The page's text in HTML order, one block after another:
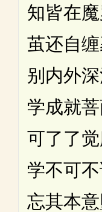
知皆在
茧还自
别内外
学成就
可了了觉
学不可不
忘其本